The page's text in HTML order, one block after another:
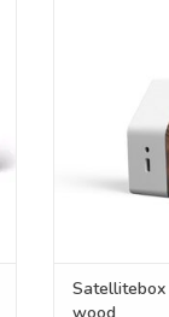
Satellitebox